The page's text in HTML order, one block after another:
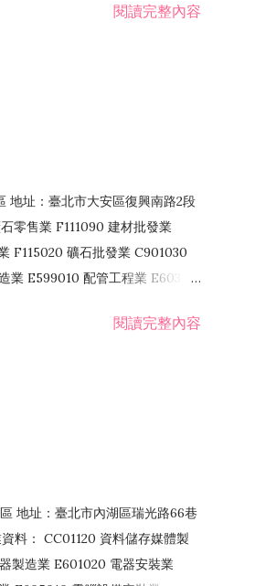
閱讀完整內容
地址：臺北市大安區復興南路2段
零售業 F111090 建材批發業
F115020 礦石批發業 C901030
業 E599010 配管工程業 E603110
F108031 醫療器材批發業閱讀完整內容
地址：臺北市內湖區瑞光路66巷
料： CC01120 資料儲存媒體製
製造業 E601020 電器安裝業